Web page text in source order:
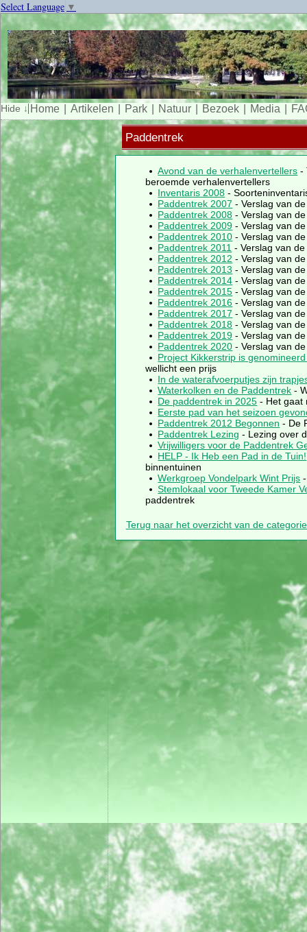
Select Language ▼
Home Artikelen Park Natuur Bezoek Media
Paddentrek
Avond van de verhalenvertellers -
beroemde verhalenvertellers
Inventaris 2008 -
Paddentrek 2007 - Verslag van
Paddentrek 2008 - Verslag van
Paddentrek 2009 - Verslag van
Paddentrek 2010 - Verslag van
Paddentrek 2011 - Verslag van
Paddentrek 2012 - Verslag van
Paddentrek 2013 - Verslag van
Paddentrek 2014 - Verslag van
Paddentrek 2015 - Verslag van
Paddentrek 2016 - Verslag van
Paddentrek 2017 - Verslag van
Paddentrek 2018 - Verslag van
Paddentrek 2019 - Verslag van
Paddentrek 2020 - Verslag van
Project Kikkerstrip is
wellicht een prijs
In de waterafvoerputjes zijn
Waterkolken en de Paddentrek -
De paddentrek in 2025 - Het gaat
Eerste pad van het seizoen
Paddentrek 2012 Begonnen - De
Paddentrek Lezing - Lezing over
Vrijwilligers voor de Paddentrek
HELP - Ik Heb een Pad in de Tuin!
binnentuinen
Werkgroep Vondelpark Wint Prijs
Stemlokaal voor Tweede Kamer
paddentrek
Terug naar het overzicht van de